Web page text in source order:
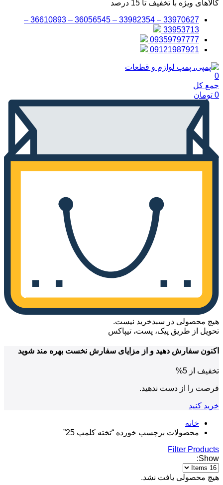
کالاهای ویژه با تخفیف تا 15 درصد
33970627 – 33982354 – 36056545 – 36610893 –
33953713
09359797777
09121987921
0
جمع کل
0 تومان
هیچ محصولی در سبدخرید نیست.
تحویل از طریق پیک، پست، تیپاکس
اکنون سفارش دهید و از مزایای سفارش نخست بهره مند شوید
تخفیف از 5%
فرصت را از دست ندهید.
خرید کنید
خانه
محصولات برچسب خورده “تخته کلمپ 25”
Filter Products
Show:
هیچ محصولی یافت نشد.